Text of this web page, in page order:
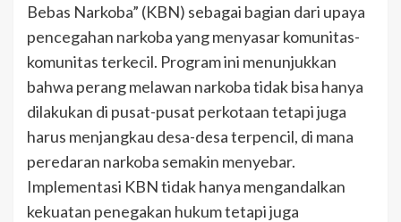
Bebas Narkoba” (KBN) sebagai bagian dari upaya
pencegahan narkoba yang menyasar komunitas-
komunitas terkecil. Program ini menunjukkan
bahwa perang melawan narkoba tidak bisa hanya
dilakukan di pusat-pusat perkotaan tetapi juga
harus menjangkau desa-desa terpencil, di mana
peredaran narkoba semakin menyebar.
Implementasi KBN tidak hanya mengandalkan
kekuatan penegakan hukum tetapi juga